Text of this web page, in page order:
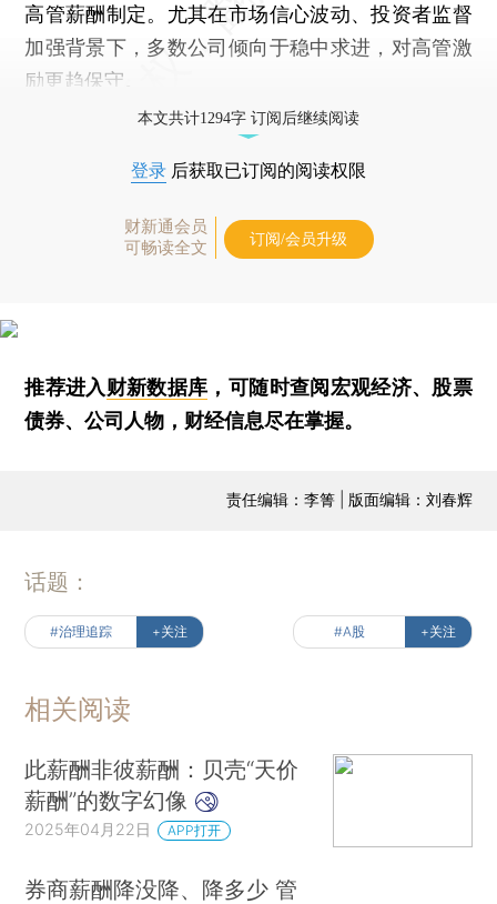
高管薪酬制定。尤其在市场信心波动、投资者监督
加强背景下，多数公司倾向于稳中求进，对高管激
励更趋保守。
本文共计1294字 订阅后继续阅读
登录 后获取已订阅的阅读权限
财新通会员
可畅读全文
订阅/会员升级
推荐进入财新数据库 ，可随时查阅宏观经济、股票
债券、公司人物，财经信息尽在掌握。
责任编辑：李箐 | 版面编辑：刘春辉
话题：
#治理追踪 +关注 #A股 +关注
相关阅读
此薪酬非彼薪酬：贝壳“天价
薪酬”的数字幻像
2025年04月22日 APP打开
券商薪酬降没降、降多少 管